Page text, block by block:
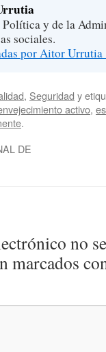
y de la
sociales.
por Aitor Urrutia
, Seguridad y
activo,
.
DE
no
marcados